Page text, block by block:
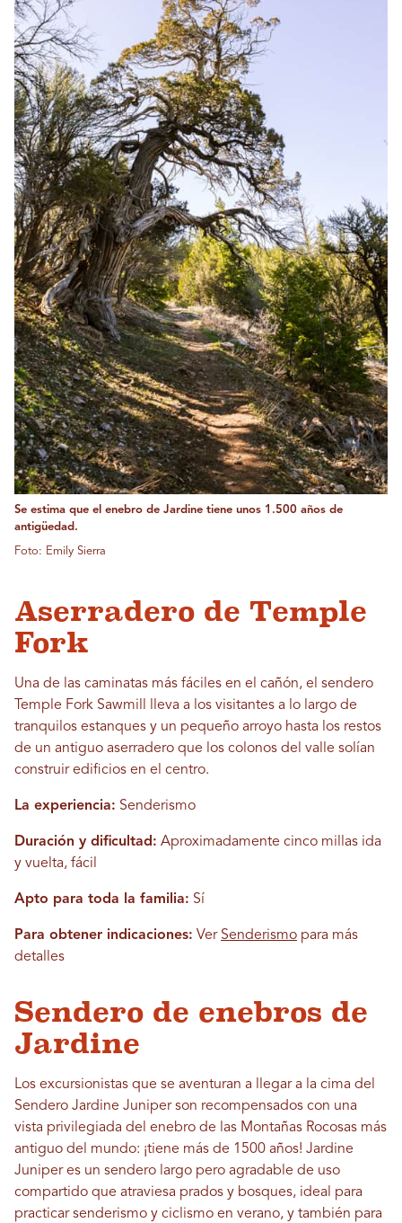
Se estima que el enebro de Jardine tiene unos 1.500 años de
antigüedad.
Foto: Emily Sierra
Aserradero de Temple
Fork
Una de las caminatas más fáciles en el cañón, el sendero
Temple Fork Sawmill lleva a los visitantes a lo largo de
tranquilos estanques y un pequeño arroyo hasta los restos
de un antiguo aserradero que los colonos del valle solían
construir edificios en el centro.
La experiencia: Senderismo
Duración y dificultad: Aproximadamente cinco millas ida
y vuelta, fácil
Apto para toda la familia: Sí
Para obtener indicaciones: Ver Senderismo para más
detalles
Sendero de enebros de
Jardine
Los excursionistas que se aventuran a llegar a la cima del
Sendero Jardine Juniper son recompensados ​​con una
vista privilegiada del enebro de las Montañas Rocosas más
antiguo del mundo: ¡tiene más de 1500 años! Jardine
Juniper es un sendero largo pero agradable de uso
compartido que atraviesa prados y bosques, ideal para
practicar senderismo y ciclismo en verano, y también para